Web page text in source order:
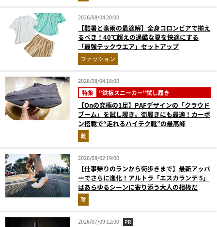
2026/08/04 20:00
【酷暑と豪雨の最適解】全身コロンビアで揃え
るべき！40℃超えの過酷な夏を快適にする
「最強テックウエア」セットアップ
ファッション
2026/08/04 18:00
特集 "鉄板スニーカー"試し履き
【Onの究極の1足】PAFデザインの「クラウド
ブーム」を試し履き。街履きにも最適！カーボ
ン搭載で“走れるハイテク靴”の最高峰
靴
2026/08/02 19:00
【仕事帰りのランから街歩きまで】最新アッパ
ーでさらに進化！アルトラ「エスカランテ 5」
はあらゆるシーンに寄り添う大人の相棒だ
靴
2026/07/09 12:00 PR